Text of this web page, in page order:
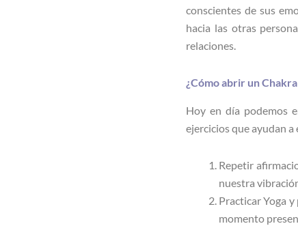
conscientes de sus
hacia las otras
relaciones.
¿Cómo abrir un
Hoy en día podemos
ejercicios que ayudan
Repetir
nuestra
Practicar Yoga
momento